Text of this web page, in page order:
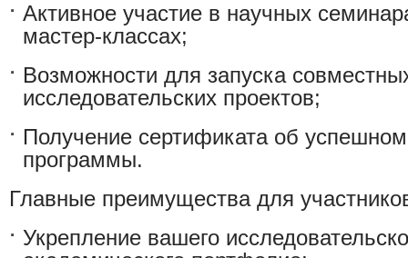
Активное участие в научных
мастер-классах;
Возможности для запуска
исследовательских проектов;
Получение сертификата об
программы.
Главные преимущества для
Укрепление вашего